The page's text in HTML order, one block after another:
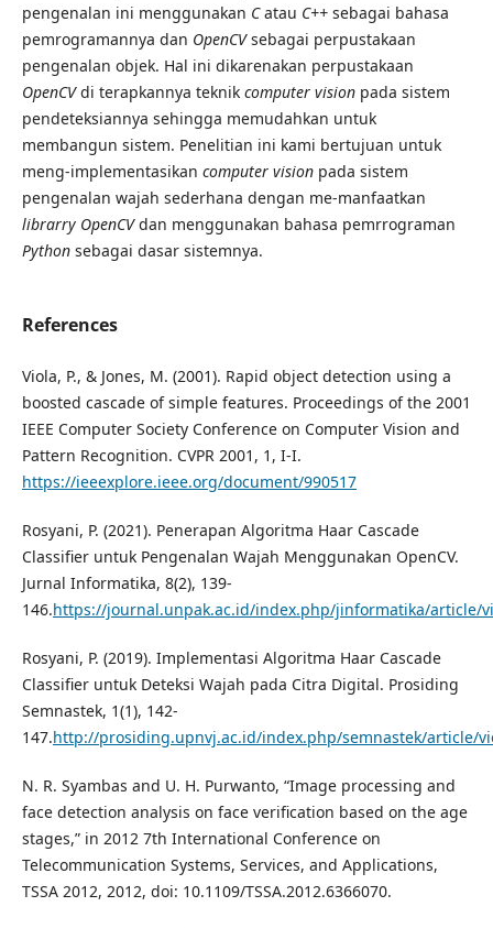
pengenalan ini menggunakan Catau C++ sebagai bahasa
pemrogramannya dan OpenCVsebagai perpustakaan
pengenalan objek. Hal ini dikarenakan perpustakaan
OpenCVdi terapkannya teknik computer vision pada sistem
pendeteksiannya sehingga memudahkan untuk
membangun sistem. Penelitian ini kami bertujuan untuk
meng-implementasikan computer vision pada sistem
pengenalan wajah sederhana dengan me-manfaatkan
librarry OpenCVdan menggunakan bahasa pemrrograman
Python sebagai dasar sistemnya.
References
Viola, P., & Jones, M. (2001). Rapid object detection using a
boosted cascade of simple features. Proceedings of the 2001
IEEE Computer Society Conference on Computer Vision and
Pattern Recognition. CVPR 2001, 1, I-I.
https://ieeexplore.ieee.org/document/990517
Rosyani, P. (2021). Penerapan Algoritma Haar Cascade
Classifier untuk Pengenalan Wajah Menggunakan OpenCV.
Jurnal Informatika, 8(2), 139-
146.https://journal.unpak.ac.id/index.php/jinformatika/article/
Rosyani, P. (2019). Implementasi Algoritma Haar Cascade
Classifier untuk Deteksi Wajah pada Citra Digital. Prosiding
Semnastek, 1(1), 142-
147.http://prosiding.upnvj.ac.id/index.php/semnastek/article/
N. R. Syambas and U. H. Purwanto, “Image processing and
face detection analysis on face verification based on the age
stages,” in 2012 7th International Conference on
Telecommunication Systems, Services, and Applications,
TSSA 2012, 2012, doi: 10.1109/TSSA.2012.6366070.